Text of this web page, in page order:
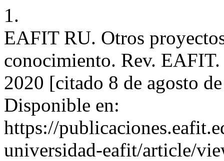
1.
EAFIT RU. Otros
conocimiento. Rev.
2020 [citado 8 de agosto
Disponible en:
https://
universidad-eafit/article/